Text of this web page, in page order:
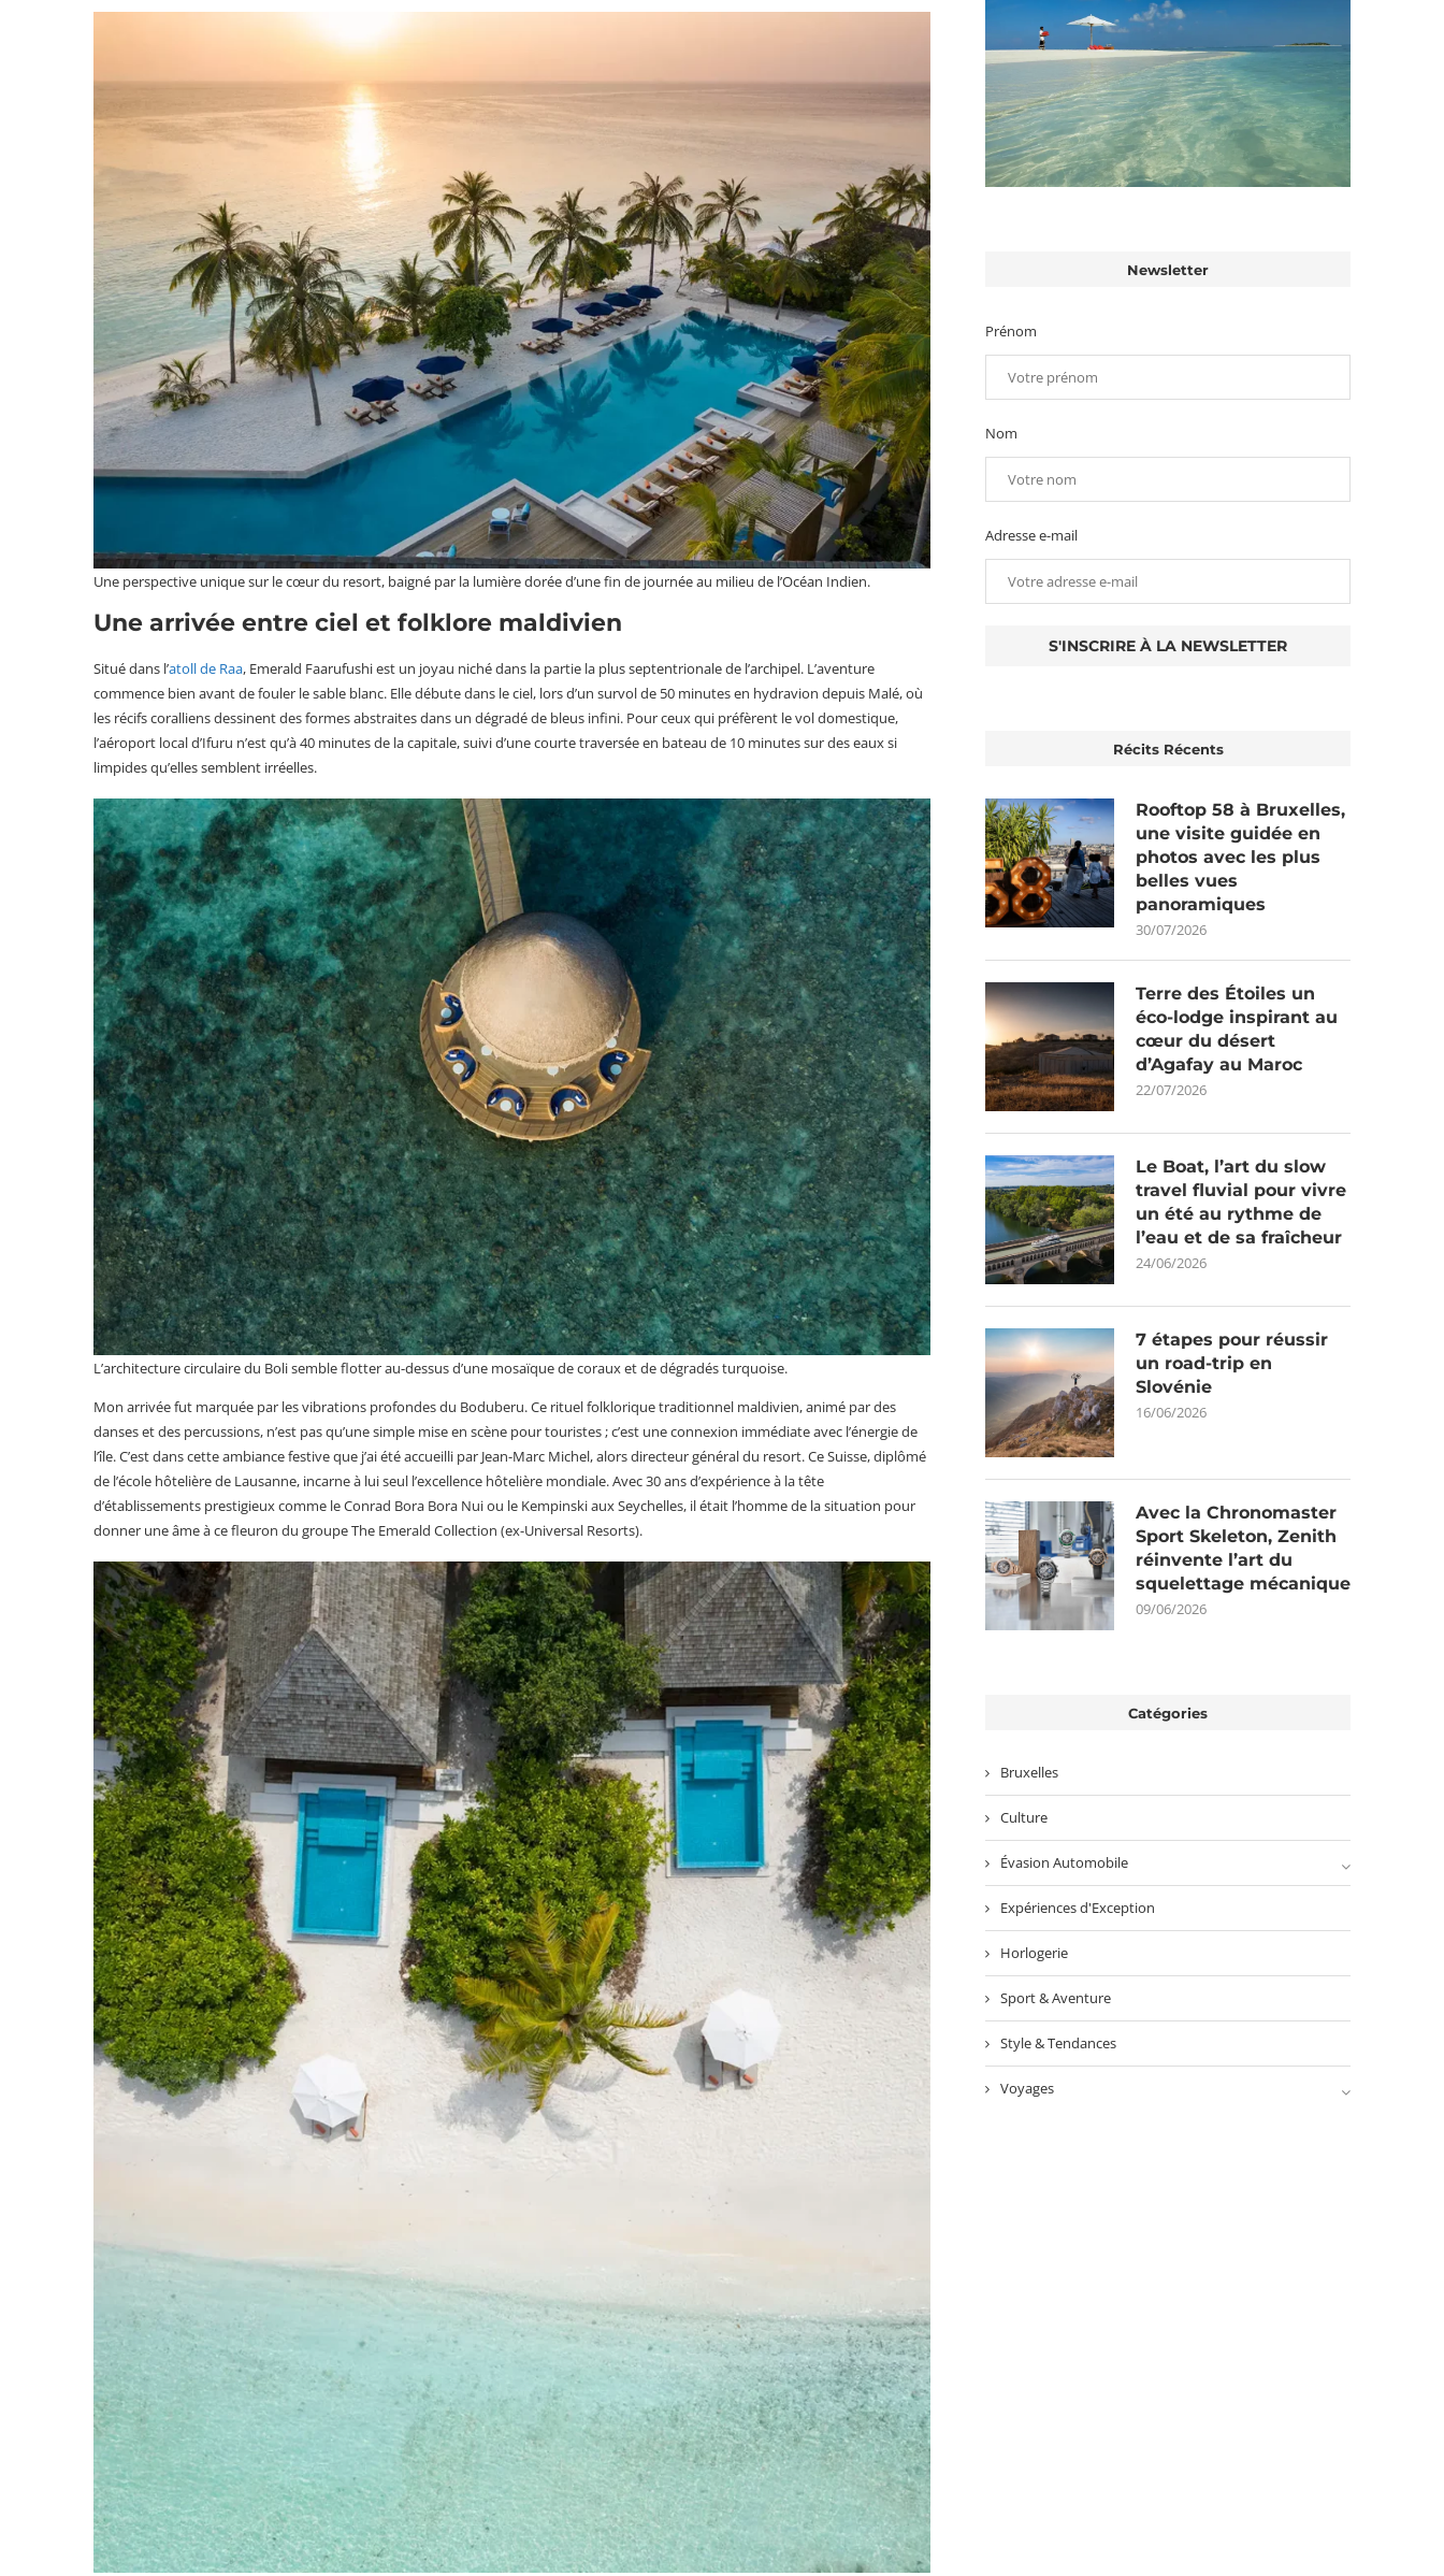
Une perspective unique sur le cœur du resort, baigné par la lumière dorée d’une fin de journée au milieu de l’Océan Indien.
Une arrivée entre ciel et folklore maldivien
Situé dans l’atoll de Raa, Emerald Faarufushi est un joyau niché dans la partie la plus septentrionale de l’archipel. L’aventure
commence bien avant de fouler le sable blanc. Elle débute dans le ciel, lors d’un survol de 50 minutes en hydravion depuis Malé, où
les récifs coralliens dessinent des formes abstraites dans un dégradé de bleus infini. Pour ceux qui préfèrent le vol domestique,
l’aéroport local d’Ifuru n’est qu’à 40 minutes de la capitale, suivi d’une courte traversée en bateau de 10 minutes sur des eaux si
limpides qu’elles semblent irréelles.
L’architecture circulaire du Boli semble flotter au-dessus d’une mosaïque de coraux et de dégradés turquoise.
Mon arrivée fut marquée par les vibrations profondes du Boduberu. Ce rituel folklorique traditionnel maldivien, animé par des
danses et des percussions, n’est pas qu’une simple mise en scène pour touristes ; c’est une connexion immédiate avec l’énergie de
l’île. C’est dans cette ambiance festive que j’ai été accueilli par Jean-Marc Michel, alors directeur général du resort. Ce Suisse, diplômé
de l’école hôtelière de Lausanne, incarne à lui seul l’excellence hôtelière mondiale. Avec 30 ans d’expérience à la tête
d’établissements prestigieux comme le Conrad Bora Bora Nui ou le Kempinski aux Seychelles, il était l’homme de la situation pour
donner une âme à ce fleuron du groupe The Emerald Collection (ex-Universal Resorts).
Newsletter
Prénom
Nom
Adresse e-mail
Récits Récents
Rooftop 58 à Bruxelles,
une visite guidée en
photos avec les plus
belles vues
panoramiques
30/07/2026
Terre des Étoiles un
éco-lodge inspirant au
cœur du désert
d’Agafay au Maroc
22/07/2026
Le Boat, l’art du slow
travel fluvial pour vivre
un été au rythme de
l’eau et de sa fraîcheur
24/06/2026
7 étapes pour réussir
un road-trip en
Slovénie
16/06/2026
Avec la Chronomaster
Sport Skeleton, Zenith
réinvente l’art du
squelettage mécanique
09/06/2026
Catégories
Bruxelles
Culture
Évasion Automobile
Expériences d'Exception
Horlogerie
Sport & Aventure
Style & Tendances
Voyages